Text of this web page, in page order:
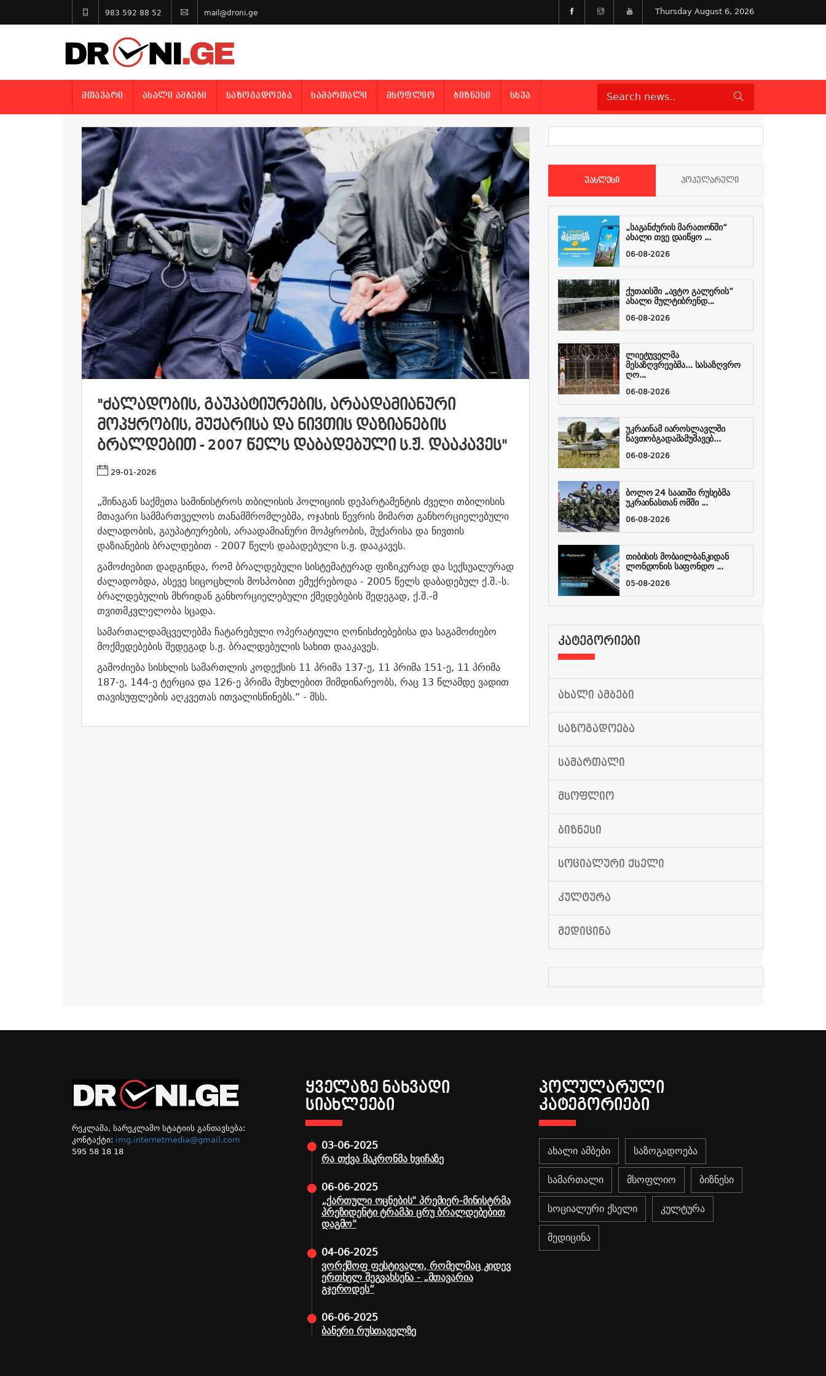
983 592 88 52 mail@droni.ge Thursday August 6, 2026
ᲛᲗᲐᲕᲐᲠᲘ ᲐᲮᲐᲚᲘ ᲐᲛᲑᲔᲑᲘ ᲡᲐᲖᲝᲒᲐᲓᲝᲔᲑᲐ ᲡᲐᲛᲐᲠᲗᲐᲚᲘ ᲛᲡᲝᲤᲚᲘᲝ ᲑᲘᲖᲜᲔᲡᲘ ᲡᲮᲕᲐ
"ᲫᲐᲚᲐᲓᲝᲑᲘᲡ, ᲒᲐᲣᲞᲐᲢᲘᲣᲠᲔᲑᲘᲡ, ᲐᲠᲐᲐᲓᲐᲛᲘᲐᲜᲣᲠᲘ
ᲛᲝᲞᲧᲠᲝᲑᲘᲡ, ᲛᲣᲥᲐᲠᲘᲡᲐ ᲓᲐ ᲜᲘᲕᲗᲘᲡ ᲓᲐᲖᲘᲐᲜᲔᲑᲘᲡ
ᲑᲠᲐᲚᲓᲔᲑᲘᲗ - 2007 ᲬᲔᲚᲡ ᲓᲐᲑᲐᲓᲔᲑᲣᲚᲘ Ს.Ჟ. ᲓᲐᲐᲙᲐᲕᲔᲡ"
29-01-2026
„შინაგან საქმეთა სამინისტროს თბილისის პოლიციის დეპარტამენტის ძველი თბილისის
მთავარი სამმართველოს თანამშრომლებმა, ოჯახის წევრის მიმართ განხორციელებული
ძალადობის, გაუპატიურების, არაადამიანური მოპყრობის, მუქარისა და ნივთის
დაზიანების ბრალდებით - 2007 წელს დაბადებული ს.ჟ. დააკავეს.
გამოძიებით დადგინდა, რომ ბრალდებული სისტემატურად ფიზიკურად და სექსუალურად
ძალადობდა, ასევე სიცოცხლის მოსპობით ემუქრებოდა - 2005 წელს დაბადებულ ქ.შ.-ს.
ბრალდებულის მხრიდან განხორციელებული ქმედებების შედეგად, ქ.შ.-მ
თვითმკვლელობა სცადა.
სამართალდამცველებმა ჩატარებული ოპერატიული ღონისძიებებისა და საგამოძიებო
მოქმედებების შედეგად ს.ჟ. ბრალდებულის სახით დააკავეს.
გამოძიება სისხლის სამართლის კოდექსის 11 პრიმა 137-ე, 11 პრიმა 151-ე, 11 პრიმა
187-ე, 144-ე ტერცია და 126-ე პრიმა მუხლებით მიმდინარეობს, რაც 13 წლამდე ვადით
თავისუფლების აღკვეთას ითვალისწინებს.“ - შსს.
ᲣᲐᲮᲚᲔᲡᲘ ᲞᲝᲞᲣᲚᲐᲠᲣᲚᲘ
„საგანძურის მარათონში“
ახალი თვე დაიწყო ...
06-08-2026
ქუთაისში „ავტო გალერის“
ახალი მულტიბრენდ...
06-08-2026
ლიეტუველმა
მესაზღვრეებმა... სასაზღვრო
ღო...
06-08-2026
უკრაინამ იაროსლავლში
ნავთობგადამამუშავებ...
06-08-2026
ბოლო 24 საათში რუსებმა
უკრაინასთან ომში ...
06-08-2026
თიბისის მობაილბანკიდან
ლონდონის საფონდო ...
05-08-2026
ᲙᲐᲢᲔᲒᲝᲠᲘᲔᲑᲘ
ᲐᲮᲐᲚᲘ ᲐᲛᲑᲔᲑᲘ
ᲡᲐᲖᲝᲒᲐᲓᲝᲔᲑᲐ
ᲡᲐᲛᲐᲠᲗᲐᲚᲘ
ᲛᲡᲝᲤᲚᲘᲝ
ᲑᲘᲖᲜᲔᲡᲘ
ᲡᲝᲪᲘᲐᲚᲣᲠᲘ ᲥᲡᲔᲚᲘ
ᲙᲣᲚᲢᲣᲠᲐ
ᲛᲔᲓᲘᲪᲘᲜᲐ
რეკლამა, სარეკლამო სტატიის განთავსება:
კონტაქტი: img.internetmedia@gmail.com
595 58 18 18
ᲧᲕᲔᲚᲐᲖᲔ ᲜᲐᲮᲕᲐᲓᲘ
ᲡᲘᲐᲮᲚᲔᲔᲑᲘ
03-06-2025
რა თქვა მაკრონმა ხვიჩაზე
06-06-2025
„ქართული ოცნების" პრემიერ-მინისტრმა
პრეზიდენტი ტრამპი ცრუ ბრალდებებით
დაგმო"
04-06-2025
ვორქშოფ ფესტივალი, რომელმაც კიდევ
ერთხელ შეგვახსენა - „მთავარია
გჯეროდეს“
06-06-2025
ბანერი რუსთაველზე
ᲞᲝᲚᲣᲚᲐᲠᲣᲚᲘ
ᲙᲐᲢᲔᲒᲝᲠᲘᲔᲑᲘ
ახალი ამბები საზოგადოება
სამართალი მსოფლიო ბიზნესი
სოციალური ქსელი კულტურა
მედიცინა